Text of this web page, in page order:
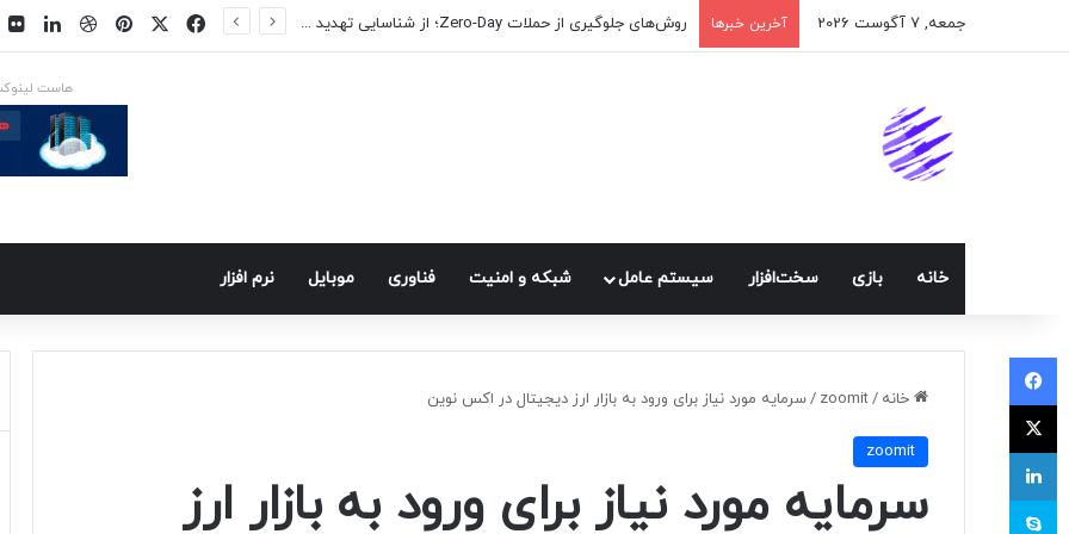
جمعه, 7 آگوست 2026 آخرین خبرها اپلیکیشن پیام‌رسان ایکس در راه است فیسبوک
ایکس پینتریستدریبببل
هاست
خانه بازی سخت‌افزار سيستم عامل شبكه و امنيت فناوری موبايل نرم افزار
خانه /
zoomit
/سرمایه مورد نیاز برای ورود به بازار ارز دیجیتال در اکس نوین
zoomit
سرمایه مورد نیاز برای ورود به بازار ارز
فیسبوک